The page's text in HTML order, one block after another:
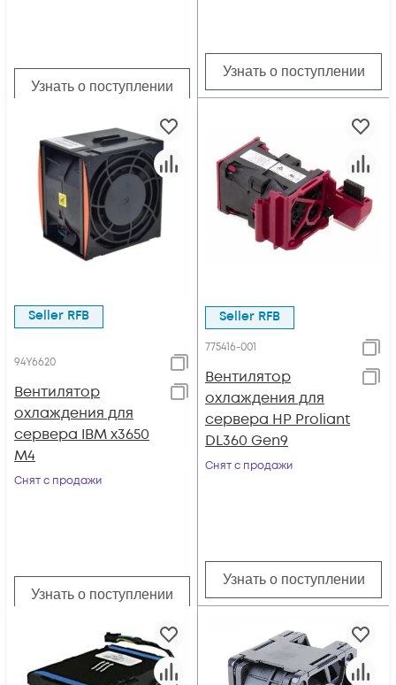
Узнать о поступлении
Узнать о поступлении
Seller RFB
94Y6620
Вентилятор
охлаждения для
сервера IBM x3650
M4
Снят с продажи
Узнать о поступлении
Seller RFB
775416-001
Вентилятор
охлаждения для
сервера HP Proliant
DL360 Gen9
Снят с продажи
Узнать о поступлении